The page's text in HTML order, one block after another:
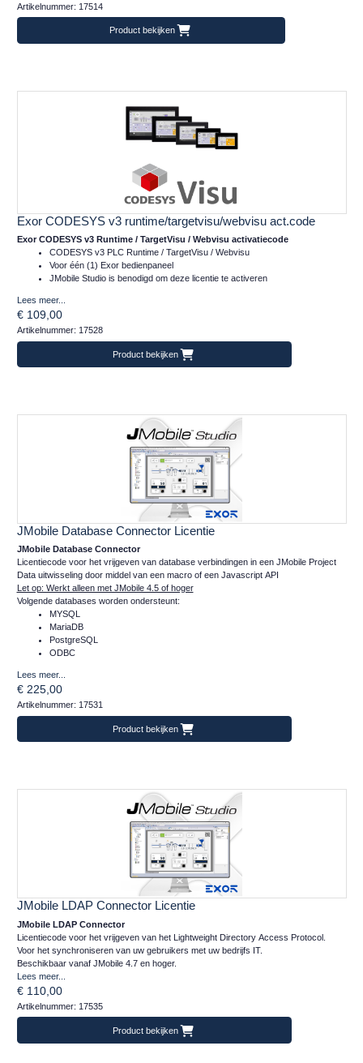
Artikelnummer: 17514
Product bekijken
Exor CODESYS v3 runtime/targetvisu/webvisu act.code
Exor CODESYS v3 Runtime / TargetVisu / Webvisu activatiecode
CODESYS v3 PLC Runtime / TargetVisu / Webvisu
Voor één (1) Exor bedienpaneel
JMobile Studio is benodigd om deze licentie te activeren
Lees meer...
€ 109,00
Artikelnummer: 17528
Product bekijken
JMobile Database Connector Licentie
JMobile Database Connector
Licentiecode voor het vrijgeven van database verbindingen in een JMobile Project
Data uitwisseling door middel van een macro of een Javascript API
Let op: Werkt alleen met JMobile 4.5 of hoger
Volgende databases worden ondersteunt:
MYSQL
MariaDB
PostgreSQL
ODBC
Lees meer...
€ 225,00
Artikelnummer: 17531
Product bekijken
JMobile LDAP Connector Licentie
JMobile LDAP Connector
Licentiecode voor het vrijgeven van het Lightweight Directory Access Protocol.
Voor het synchroniseren van uw gebruikers met uw bedrijfs IT.
Beschikbaar vanaf JMobile 4.7 en hoger.
Lees meer...
€ 110,00
Artikelnummer: 17535
Product bekijken